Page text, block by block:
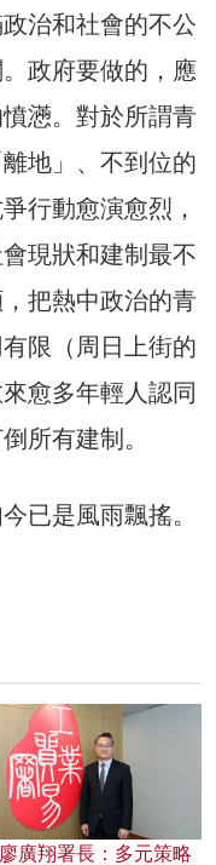
治和社會的不公
政府要做的，應
懣。對於所謂青
地」、不到位的
行動愈演愈烈，
現狀和建制最不
把熱中政治的青
限（周日上街的
愈多年輕人認同
所有建制。
已是風雨飄搖。
廣翔署長：多元策略